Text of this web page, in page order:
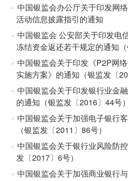
中国银监会办公厅关于印发网
活动信息披露指引的通知
中国银监会 公安部关于印发电
冻结资金返还若干规定的通知
中国银监会关于印发《P2P网
实施方案》的通知（银监发〔
中国银监会关于印发银行业金
的通知（银监发〔2016〕44号）
中国银监会关于加强电子银行
（银监发〔2011〕86号）
中国银监会关于银行业风险防
发〔2017〕6号）
中国银监会关于加强商业银行